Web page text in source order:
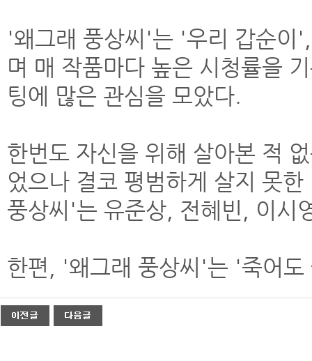
'왜그래 풍상씨'는 '우리 갑순
며 매 작품마다 높은 시청률을
팅에 많은 관심을 모았다.
한번도 자신을 위해 살아본 적
었으나 결코 평범하게 살지 못
풍상씨'는 유준상, 전혜빈, 이시
한편, '왜그래 풍상씨'는 '죽어